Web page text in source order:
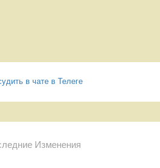
в чате в Телеге
Изменения